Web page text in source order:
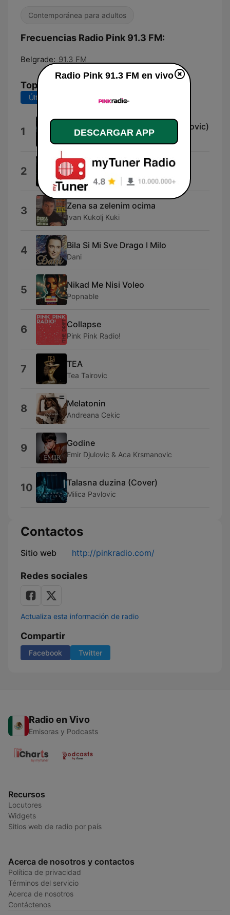
Contemporánea para adultos
Frecuencias Radio Pink 91.3 FM:
Belgrade: 91.3 FM
Top Canciones
Últimos 7 días Últimos 30 días
1 Dodji sebi (feat. Aleksandra Prijovic)
Lexington
2 Jaci Nego Ikad
Mile Kitic
3 Zena sa zelenim ocima
Ivan Kukolj Kuki
4 Bila Si Mi Sve Drago I Milo
Dani
5 Nikad Me Nisi Voleo
Popnable
6 Collapse
Pink Pink Radio!
7 TEA
Tea Tairovic
8 Melatonin
Andreana Cekic
9 Godine
Emir Djulovic & Aca Krsmanovic
10 Talasna duzina (Cover)
Milica Pavlovic
Contactos
Sitio web http://pinkradio.com/
Redes sociales
Actualiza esta información de radio
Compartir
Facebook Twitter
Radio en Vivo
Emisoras y Podcasts
Recursos
Locutores
Widgets
Sitios web de radio por país
Acerca de nosotros y contactos
Política de privacidad
Términos del servicio
Acerca de nosotros
Contáctenos
Radio Pink 91.3 FM en vivo
DESCARGAR APP